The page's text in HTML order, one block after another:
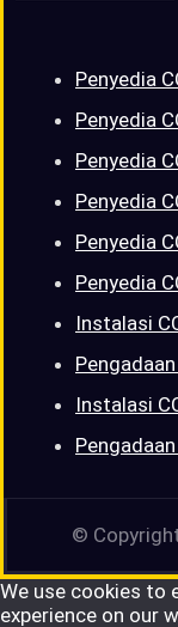
Penyedia
Penyedia
Penyedia
Penyedia
Penyedia
Penyedia
Instalasi
Instalasi
©
We use cookies to
experience on our